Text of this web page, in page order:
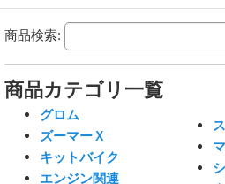
商品検索:
商品カテゴリ一覧
グロム
ズーマーＸ
キットバイク
エンジン関連